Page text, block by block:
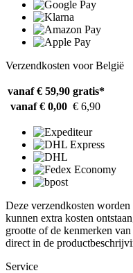
Verzendkosten voor België
vanaf € 59,90 gratis*
vanaf € 0,00 € 6,90
Deze verzendkosten
kunnen extra kosten
grootte of de kenmerken
direct in de
Service